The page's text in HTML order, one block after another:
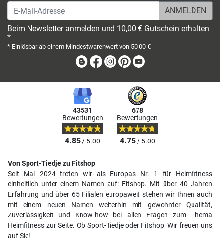
E-Mail-Adresse
Beim Newsletter anmelden und 10,00 € Gutschein erhalten
*
* Einlösbar ab einem Mindestwarenwert von 50,00 €
BlogFacebook
Instagram
Pinterest
43531
Bewertungen
4.85/ 5.00
678
Bewertungen
4.75/ 5.00
Von Sport-Tiedje zu Fitshop
Seit Mai 2024 treten wir als Europas Nr. 1 für Heimfitness
einheitlich unter einem Namen auf: Fitshop. Mit über 40 Jahren
Erfahrung und über 65 Filialen europaweit stehen wir Ihnen auch
mit einem neuen Namen weiterhin mit gewohnter Qualität,
Zuverlässigkeit und Know-how bei allen Fragen zum Thema
Heimfitness zur Seite. Ob Sport-Tiedje oder Fitshop: Wir freuen uns
auf Sie!